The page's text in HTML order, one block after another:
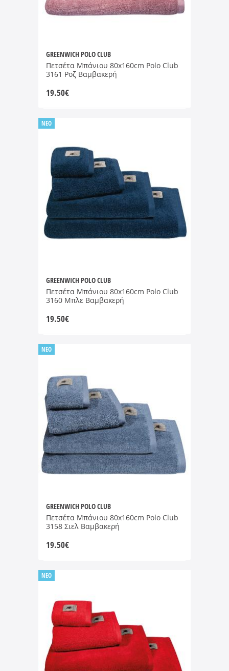
GREENWICH POLO CLUB
Πετσέτα Μπάνιου 80x160cm Polo Club
3161 Ροζ Βαμβακερή
19.50€
GREENWICH POLO CLUB
Πετσέτα Μπάνιου 80x160cm Polo Club
3160 Μπλε Βαμβακερή
19.50€
NEO
GREENWICH POLO CLUB
Πετσέτα Μπάνιου 80x160cm Polo Club
3158 Σιελ Βαμβακερή
19.50€
NEO
NEO